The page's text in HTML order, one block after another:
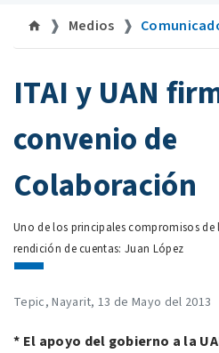
Medios
ITAI y UAN
convenio de
Colaboración
Uno de los principales compromisos de
rendición de cuentas: Juan López
Tepic, Nayarit, 13 de Mayo del 2013
* El apoyo del gobierno a la